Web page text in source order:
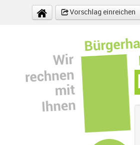
Direkt zum Inhalt
Vorschlag einreichen